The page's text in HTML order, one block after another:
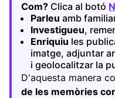
Com? Clica al botó
Parleu amb
Investigueu,
Enriquiu les
imatge, adjuntar
i geolocalitzar la
D'aquesta manera
de les memòries